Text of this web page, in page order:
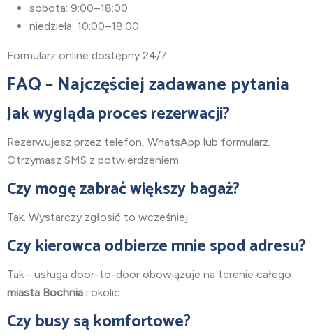
sobota: 9:00–18:00
niedziela: 10:00–18:00
Formularz online dostępny 24/7.
FAQ – Najczęściej zadawane pytania
Jak wygląda proces rezerwacji?
Rezerwujesz przez telefon, WhatsApp lub formularz.
Otrzymasz SMS z potwierdzeniem.
Czy mogę zabrać większy bagaż?
Tak. Wystarczy zgłosić to wcześniej.
Czy kierowca odbierze mnie spod adresu?
Tak - usługa door-to-door obowiązuje na terenie całego
miasta Bochnia i okolic.
Czy busy są komfortowe?